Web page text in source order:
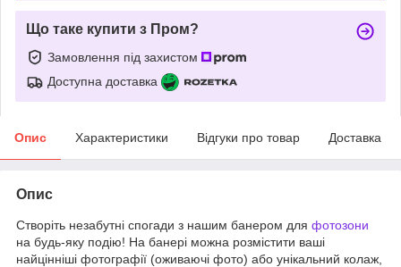
Що таке купити з Пром?
Замовлення під захистом
Доступна доставка
Опис Характеристики Відгуки про товар Доставка
Опис
Створіть незабутні спогади з нашим банером для фотозони
на будь-яку подію! На банері можна розмістити ваші
найцінніші фотографії (оживаючі фото) або унікальний колаж,